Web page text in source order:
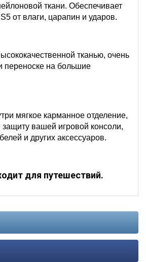
ткани. Обеспечивает
от влаги, царапин и ударов.
тканью, очень
переноске на большие
мягкое карманное отделение,
вашей игровой консоли,
и других аксессуаров.
для путешествий.